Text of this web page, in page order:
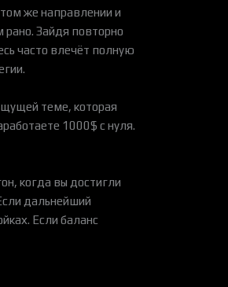
же направлении и
рано. Зайдя повторно
часто влечёт полную
теме, которая
1000$ с нуля.
когда вы достигли
дальнейший
Если баланс